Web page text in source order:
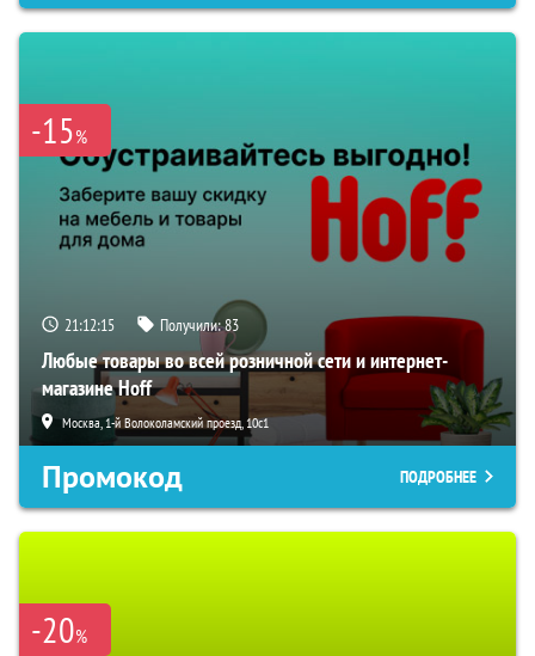
-15%
21:12:14 Получили:83
Любые товары во всей розничной сети и интернет-
магазине Hoff
Москва, 1-й Волоколамский проезд, 10с1
Промокод ПОДРОБНЕЕ
-20%